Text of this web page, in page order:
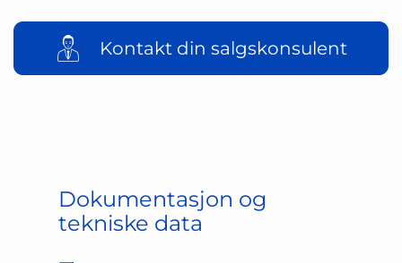
Kontakt din salgskonsulent
Dokumentasjon og
tekniske data